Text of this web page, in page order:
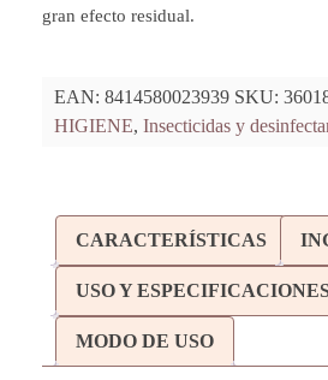
gran efecto residual.
EAN: 8414580023939 SKU:
HIGIENE, Insecticidas y
CARACTERÍSTICAS
USO Y
MODO DE USO